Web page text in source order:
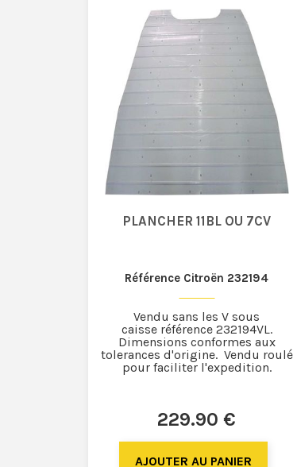
PLANCHER 11BL OU 7CV
Référence Citroën 232194
229.90 €
Vendu sans les V sous
caisse référence 232194VL.
Dimensions conformes aux
tolerances d'origine. Vendu roulé
pour faciliter l'expedition.